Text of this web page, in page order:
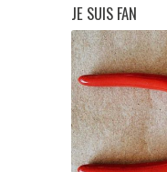
JE SUIS FAN